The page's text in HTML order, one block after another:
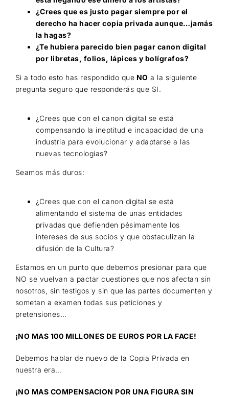
¿Crees que es justo pagar siempre por el
derecho ha hacer copia privada aunque…jamás
la hagas?
¿Te hubiera parecido bien pagar canon digital
por libretas, folios, lápices y bolígrafos?
Si a todo esto has respondido que NO a la siguiente
pregunta seguro que responderás que SI.
¿Crees que con el canon digital se está
compensando la ineptitud e incapacidad de una
industria para evolucionar y adaptarse a las
nuevas tecnologías?
Seamos más duros:
¿Crees que con el canon digital se está
alimentando el sistema de unas entidades
privadas que defienden pésimamente los
intereses de sus socios y que obstaculizan la
difusión de la Cultura?
Estamos en un punto que debemos presionar para que
NO se vuelvan a pactar cuestiones que nos afectan sin
nosotros, sin testigos y sin que las partes documenten y
sometan a examen todas sus peticiones y
pretensiones…
¡NO MAS 100 MILLONES DE EUROS POR LA FACE!
Debemos hablar de nuevo de la Copia Privada en
nuestra era…
¡NO MAS COMPENSACION POR UNA FIGURA SIN